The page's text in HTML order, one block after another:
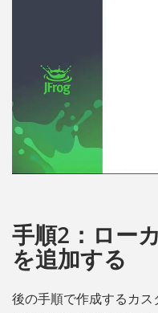
手順2：ロー
を追加する
後の手順で作成するカ